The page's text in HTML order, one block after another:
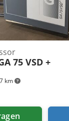
1260 mm Gewicht
Bitburg - direct
km
75 VSD +